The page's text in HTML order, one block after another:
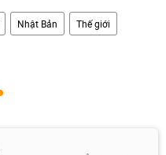
Nhật Bản Thế giới